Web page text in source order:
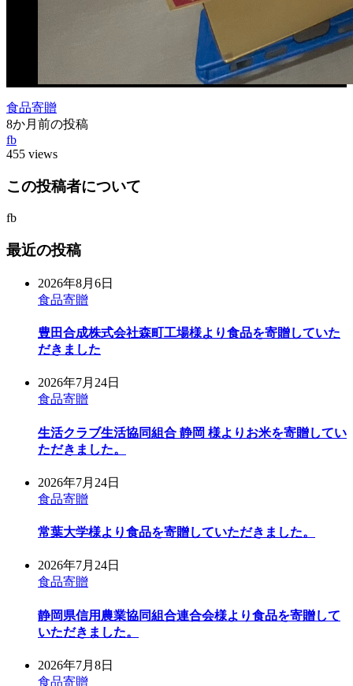
食品寄贈
8か月前の投稿
fb
455 views
この投稿者について
fb
最近の投稿
2026年8月6日
食品寄贈
豊田合成株式会社森町工場様より食品を寄贈していた
だきました
2026年7月24日
食品寄贈
生活クラブ生活協同組合 静岡 様よりお米を寄贈してい
ただきました。
2026年7月24日
食品寄贈
常葉大学様より食品を寄贈していただきました。
2026年7月24日
食品寄贈
静岡県信用農業協同組合連合会様より食品を寄贈して
いただきました。
2026年7月8日
食品寄贈